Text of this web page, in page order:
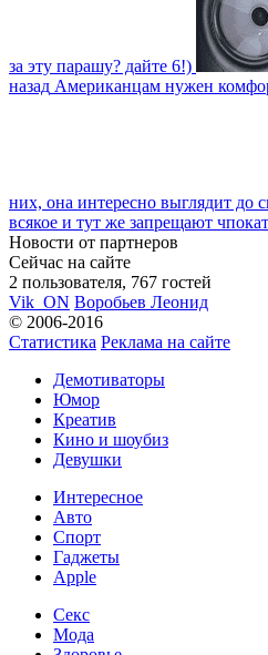
за эту парашу? дайте 6!)
назад Американцам нужен
них, она интересно выглядит до
всякое и тут же запрещают
Новости от партнеров
Сейчас на сайте
2 пользователя, 767 гостей
Vik_ON Воробьев Леонид
© 2006-2016
Статистика Реклама на сайте
Демотиваторы
Юмор
Креатив
Кино и шоубиз
Девушки
Интересное
Авто
Спорт
Гаджеты
Apple
Секс
Мода